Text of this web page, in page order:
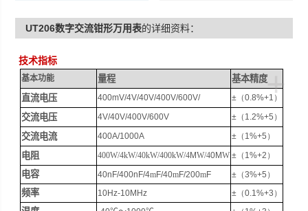
UT206数字交流钳形万用表的详细资料：
技术指标
+
基本功能 量程
基本精度
直流电压
400mV/4V/40V/400V/600V/ ± （0.8%+1）
交流电压 4V/40V/400V/600V ± （1.2%+5）
交流电流 400A/1000A ± （1%+5）
电阻 400W/4kW/40kW/400kW/4MW/40MW ± （1%+2）
电容 40nF/400nF/4mF/40mF/200mF ± （3%+5）
频率 10Hz-10MHz ± （0.1%+3）